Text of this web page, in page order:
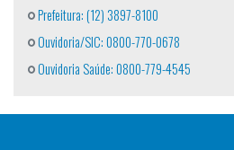
Prefeitura: (12) 3897-8100
Ouvidoria/SIC: 0800-770-0678
Ouvidoria Saúde: 0800-779-4545